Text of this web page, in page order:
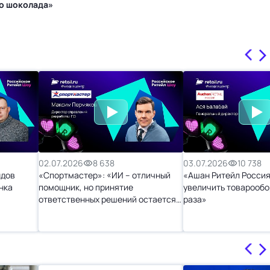
шоколада»
02.07.2026
8 638
«Спортмастер»: «ИИ – отличный
помощник, но принятие
ответственных решений остается
03.07.2026
10 738
«Ашан Ритейл
увеличить
раза»